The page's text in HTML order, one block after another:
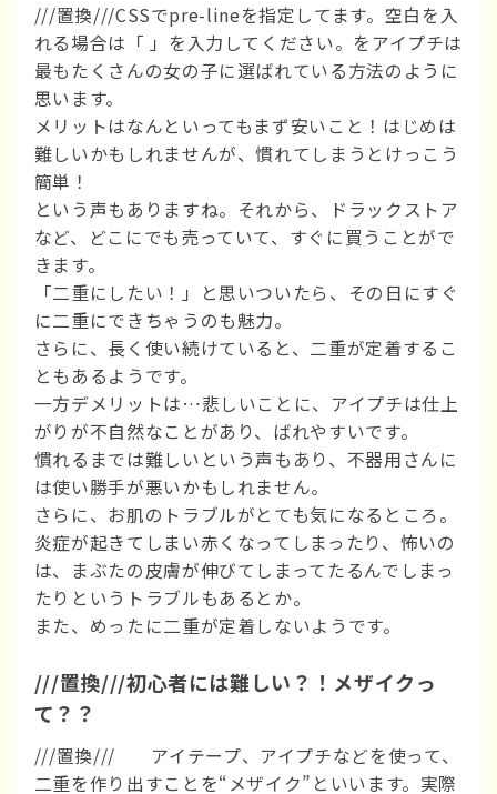
///置換///CSSでpre-lineを指定してます。空白を入
れる場合は「 」を入力してください。をアイプチは
最もたくさんの女の子に選ばれている方法のように
思います。
メリットはなんといってもまず安いこと！はじめは
難しいかもしれませんが、慣れてしまうとけっこう
簡単！
という声もありますね。それから、ドラックストア
など、どこにでも売っていて、すぐに買うことがで
きます。
「二重にしたい！」と思いついたら、その日にすぐ
に二重にできちゃうのも魅力。
さらに、長く使い続けていると、二重が定着するこ
ともあるようです。
一方デメリットは…悲しいことに、アイプチは仕上
がりが不自然なことがあり、ばれやすいです。
慣れるまでは難しいという声もあり、不器用さんに
は使い勝手が悪いかもしれません。
さらに、お肌のトラブルがとても気になるところ。
炎症が起きてしまい赤くなってしまったり、怖いの
は、まぶたの皮膚が伸びてしまってたるんでしまっ
たりというトラブルもあるとか。
また、めったに二重が定着しないようです。
///置換///初心者には難しい？！メザイクっ
て？？
///置換/// アイテープ、アイプチなどを使って、
二重を作り出すことを“メザイク”といいます。実際